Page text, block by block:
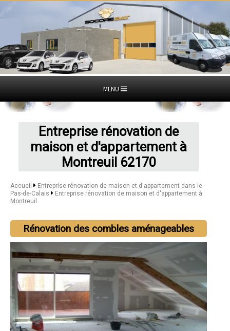
MENU
Entreprise rénovation de
maison et d'appartement à
Montreuil 62170
Accueil
Entreprise rénovation de maison et d'appartement dans le
Pas-de-Calais
Entreprise rénovation de maison et d'appartement à
Montreuil
Rénovation des combles aménageables